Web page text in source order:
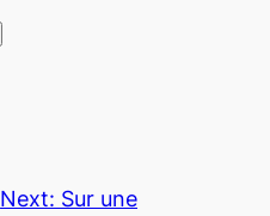
Next: Sur une